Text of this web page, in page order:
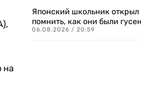
на
Японский школьник открыл
помнить, как они были
06.08.2026 / 20:59